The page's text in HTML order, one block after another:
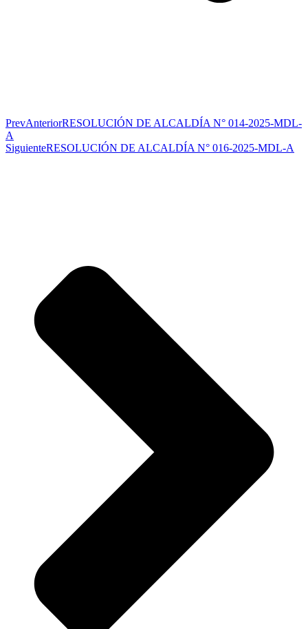
PrevAnteriorRESOLUCIÓN DE ALCALDÍA N° 014-2025-MDL-
A
SiguienteRESOLUCIÓN DE ALCALDÍA N° 016-2025-MDL-A